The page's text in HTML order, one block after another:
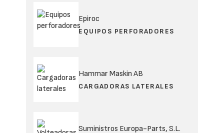
Epiroc
EQUIPOS PERFORADORES
Hammar Maskin AB
CARGADORAS LATERALES
Suministros Europa-Parts, S.L.